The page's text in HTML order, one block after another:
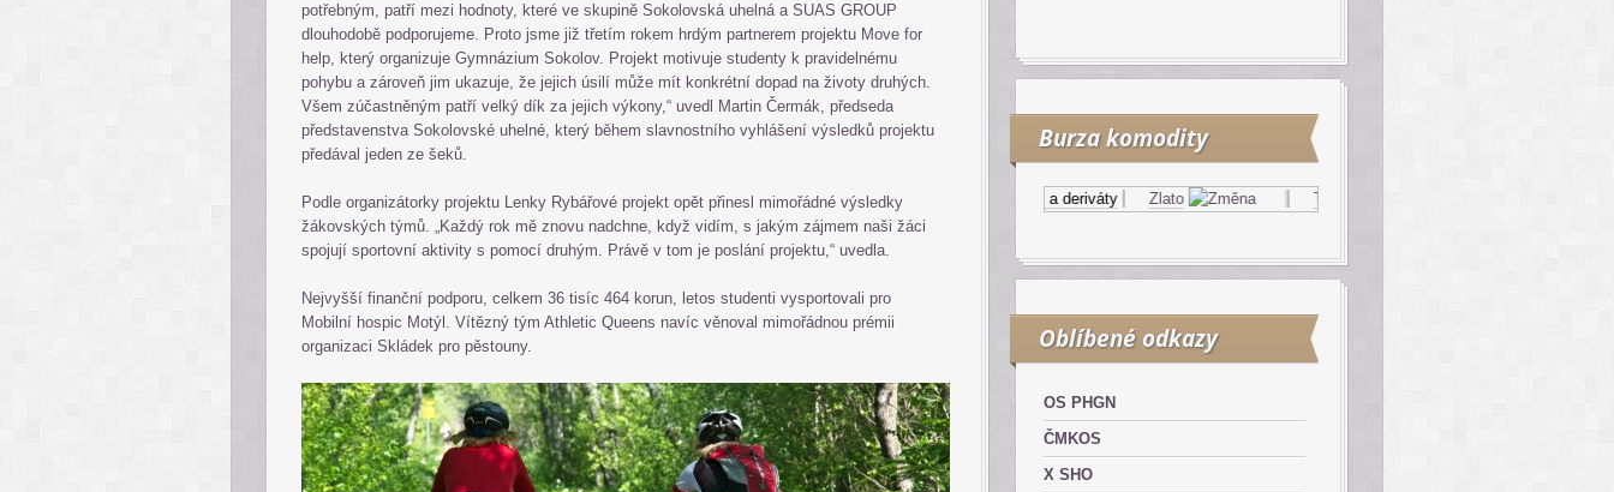
potřebným, patří mezi hodnoty, které ve skupině Sokolovská uhelná a SUAS GROUP
dlouhodobě podporujeme. Proto jsme již třetím rokem hrdým partnerem projektu Move for
help, který organizuje Gymnázium Sokolov. Projekt motivuje studenty k pravidelnému
pohybu a zároveň jim ukazuje, že jejich úsilí může mít konkrétní dopad na životy druhých.
Všem zúčastněným patří velký dík za jejich výkony,“ uvedl Martin Čermák, předseda
představenstva Sokolovské uhelné, který během slavnostního vyhlášení výsledků projektu
předával jeden ze šeků.
Podle organizátorky projektu Lenky Rybářové projekt opět přinesl mimořádné výsledky
žákovských týmů. „Každý rok mě znovu nadchne, když vidím, s jakým zájmem naši žáci
spojují sportovní aktivity s pomocí druhým. Právě v tom je poslání projektu,“ uvedla.
Nejvyšší finanční podporu, celkem 36 tisíc 464 korun, letos studenti vysportovali pro
Mobilní hospic Motýl. Vítězný tým Athletic Queens navíc věnoval mimořádnou prémii
organizaci Skládek pro pěstouny.
Burza komodity
Kurzy.cz Komodity a deriváty Zlato Topný olej
Oblíbené odkazy
OS PHGN
ČMKOS
X SHO